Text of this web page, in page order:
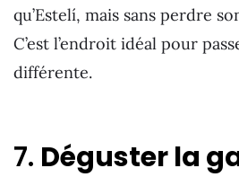
qu’Estelí, mais sans perdre
C’est l’endroit idéal pour
différente.
7. Déguster la